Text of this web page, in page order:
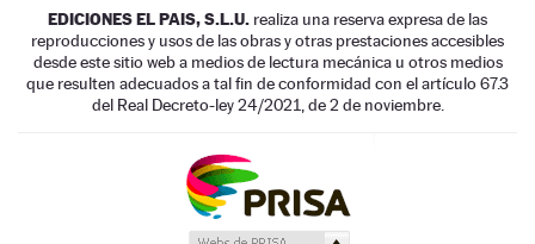
EDICIONES EL PAIS, S.L.U. realiza una reserva expresa de las
reproducciones y usos de las obras y otras prestaciones accesibles
desde este sitio web a medios de lectura mecánica u otros medios
que resulten adecuados a tal fin de conformidad con el artículo 67.3
del Real Decreto-ley 24/2021, de 2 de noviembre.